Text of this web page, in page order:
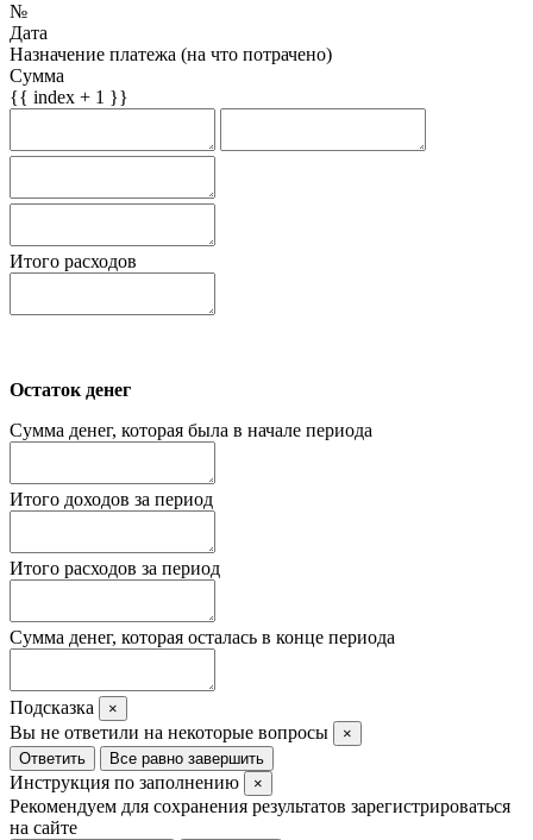
№
Дата
Назначение платежа (на что потрачено)
Сумма
{{ index + 1 }}
Итого расходов
Остаток денег
Сумма денег, которая была в начале периода
Итого доходов за период
Итого расходов за период
Сумма денег, которая осталась в конце периода
Подсказка ×
Вы не ответили на некоторые вопросы
×
Ответить
Все равно завершить
Инструкция по заполнению ×
Рекомендуем для сохранения результатов зарегистрироваться
на сайте